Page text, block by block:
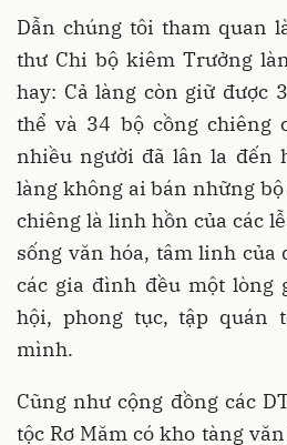
Dẫn chúng tôi tham quan
thư Chi bộ kiêm Trưởng
hay: Cả làng còn giữ được
thể và 34 bộ cồng chiêng
nhiều người đã lân la đến
làng không ai bán những
chiêng là linh hồn của các
sống văn hóa, tâm linh của
các gia đình đều một
hội, phong tục, tập quán
mình.
Cũng như cộng đồng các
tộc Rơ Măm có kho tàng